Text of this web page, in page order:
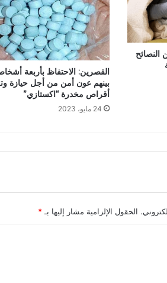
القصرين: الاحتفاظ بأربعة
بينهم عون أمن من أجل حيازة
أقراص مخدرة “اكستازي”
24 مايو، 2023
الحقول الإلزامية مشار إليها بـ *